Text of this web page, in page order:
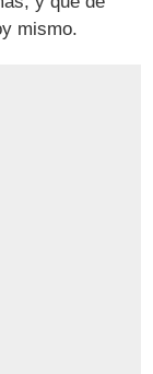
mismo.